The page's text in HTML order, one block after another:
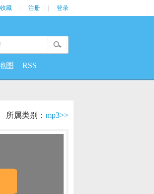
藏 注册 登录
图 RSS
所属类别： mp3>>